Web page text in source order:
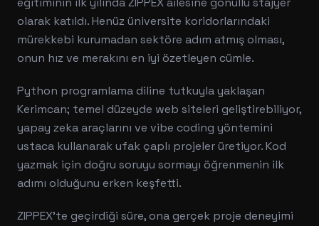
olarak katıldı. Henüz üniversite koridorlarındaki
mürekkebi kurumadan sektöre adım atmış olması,
onun hız ve merakını en iyi özetleyen cümle.
Python programlama diline tutkuyla yaklaşan
Kerimcan; temel düzeyde web siteleri geliştirebiliyor,
yapay zeka araçlarını ve vibe coding yöntemini
ustaca kullanarak ufak çaplı projeler üretiyor. Kod
yazmak için doğru soruyu sormayı öğrenmenin ilk
adımı olduğunu erken keşfetti.
ZIPPEX'te geçirdiği süre, ona gerçek proje deneyimi